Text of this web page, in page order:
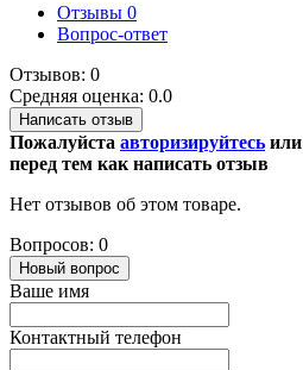
Отзывы 0
Вопрос-ответ
Отзывов: 0
Средняя оценка: 0.0
Написать отзыв
Пожалуйста авторизируйтесь или
перед тем как написать отзыв
Нет отзывов об этом товаре.
Вопросов: 0
Новый вопрос
Ваше имя
Контактный телефон